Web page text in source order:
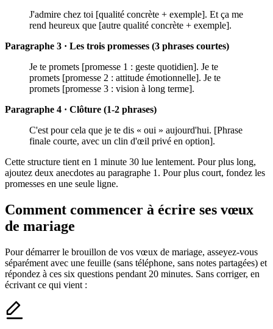
J'admire chez toi [qualité concrète + exemple]. Et ça me
rend heureux que [autre qualité concrète + exemple].
Paragraphe 3 · Les trois promesses (3 phrases courtes)
Je te promets [promesse 1 : geste quotidien]. Je te
promets [promesse 2 : attitude émotionnelle]. Je te
promets [promesse 3 : vision à long terme].
Paragraphe 4 · Clôture (1-2 phrases)
C'est pour cela que je te dis « oui » aujourd'hui. [Phrase
finale courte, avec un clin d'œil privé en option].
Cette structure tient en 1 minute 30 lue lentement. Pour plus long,
ajoutez deux anecdotes au paragraphe 1. Pour plus court, fondez les
promesses en une seule ligne.
Comment commencer à écrire ses vœux
de mariage
Pour démarrer le brouillon de vos vœux de mariage, asseyez-vous
séparément avec une feuille (sans téléphone, sans notes partagées) et
répondez à ces six questions pendant 20 minutes. Sans corriger, en
écrivant ce qui vient :